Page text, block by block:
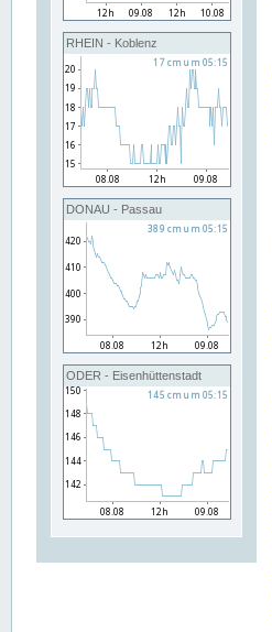
RHEIN - Koblenz
DONAU - Passau
ODER - Eisenhüttenstadt